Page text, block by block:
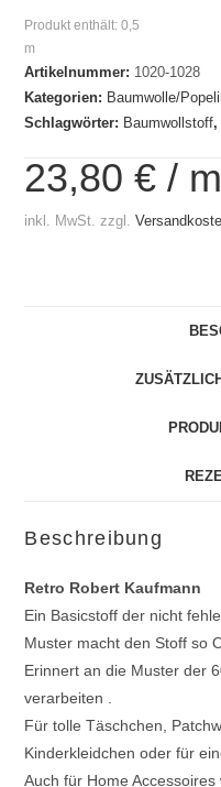
Produkt enthält: 0,5
m
Artikelnummer: 1020-1028
Kategorien: Baumwolle/
Schlagwörter: Baumwollstoff,
23,80€ / m
inkl. MwSt. zzgl.
Beschreibung
Retro Robert Kaufmann
Ein Basicstoff der nicht
Muster macht den Stoff so
Erinnert an die Muster der
verarbeiten .
Für tolle Täschchen,
Kinderkleidchen oder für
Auch für Home